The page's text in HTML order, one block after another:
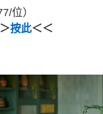
位）
按此＜＜